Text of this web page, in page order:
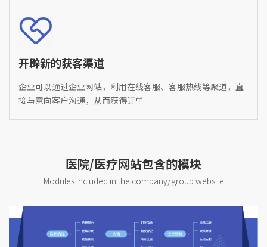
开辟新的获客渠道
企业可以通过企业网站，利用在线客服、客服热线等聚道，直
接与意向客户沟通，从而获得订单
医院/医疗网站包含的模块
Modules included in the company/group website